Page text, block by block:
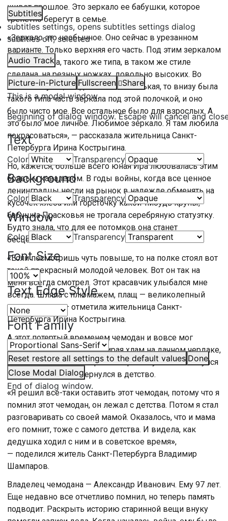
Subtitles
subtitles settings, opens subtitles settings dialog
subtitles off, selected
Audio Track
Picture-in-Picture Fullscreen
Share
This is a modal window.
Beginning of dialog window. Escape will cancel and
Text
Color Transparency
Background
Color Transparency
Window
Color Transparency
Font Size
Text Edge Style
Font Family
Reset restore all settings to the default values Done
Close Modal Dialog
End of dialog window.
живет прошлое. Это зеркало ее бабушки, которое
трепетно берегут в семье.
«Зеркало это необычное. Оно сейчас в урезанном
варианте. Только верхняя его часть. Под этим зеркалом
была полочка, такого же типа, в таком же стиле
сделана, на резных ножках, довольно высоких. Во
всяком случае, когда я была маленькая, то внизу была
такого типа часть зеркала под этой полочкой, и оно
было чисто мое. Все остальное было для взрослых. А
это было мое личное. Любимое зеркало. Я там любила
покрасоваться», — рассказала жительница Санкт-
Петербурга Ирина Кострыгина.
Но, кажется, больше всего юная Ира любовалась этим
бравым кавалером. В годы войны, когда все ценное
ленинградцы несли на рынок в надежде обменять на
кусочек хлеба или горсточку какой-нибудь крупы,
бабушка Прасковья не трогала серебряную статуэтку.
Будто знала, что для ее потомков она станет
бесценной.
«Если посмотришь чуть повыше, то на полке стоял вот
такой прекрасный молодой человек. Вот он так на
меня всегда смотрел. Этот красавчик улыбался мне
всегда. Шляпа с плюмажем, плащ — великолепный
совершенно», — отметила жительница Санкт-
Петербурга Ирина Кострыгина.
А этот потертый временем чемодан и вовсе мог
оказаться на свалке. Разбирая хлам на дачном чердаке,
петербуржец Владимир Шампаров случайно наткнулся
на раритет и будто вернулся в детство.
«Я решил все-таки оставить этот чемодан, потому что я
помнил этот чемодан, он лежал с детства. Потом я стал
разговаривать со своей мамой. Оказалось, что и мама
его помнит, тоже с самого детства. И видела, как
дедушка ходил с ним и в советское время»,
— поделился житель Санкт-Петербурга Владимир
Шампаров.
Владелец чемодана — Александр Иванович. Ему 97 лет.
Еще недавно все отчетливо помнил, но теперь память
подводит. Раскрыть историю старинной вещи внуку